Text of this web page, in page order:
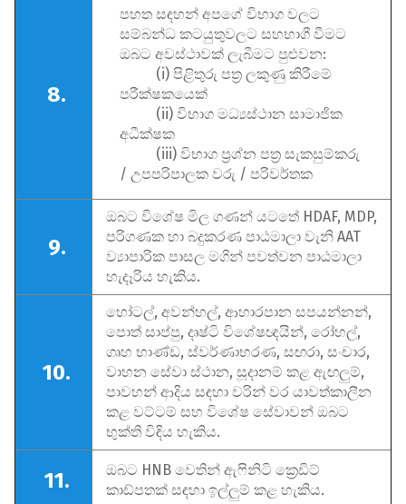
8.
පහත සඳහන් අපගේ විභාග වලට
සම්බන්ධ කටයුතුවලට සහභාගී වීමට
ඔබට අවස්ථාවක් ලැබීමට පුළුවන:
(i) පිළිතුරු පත්‍ර ලකුණු කිරීමේ
පරීක්ෂකයෙක්
(ii) විභාග මධ්‍යස්ථාන සාමාජික
අධීක්ෂක
(iii) විභාග ප්‍රශ්න පත්‍ර සැකසුම්කරු
/ උපපරිපාලක වරු / පරිවර්තක
9.
ඔබට විශේෂ මිල ගණන් යටතේ HDAF, MDP,
පරිගණක හා බදුකරණ පාඨමාලා වැනි AAT
ව්‍යාපාරික පාසල මගින් පවත්වන පාඨමාලා
හැදෑරිය හැකිය.
10.
හෝටල්, අවන්හල්, ආහාරපාන සපයන්නන්,
පොත් සාප්පු, දෘෂ්ටි විශේෂඥයින්, රෝහල්,
ගෘහ භාණ්ඩ, ස්වර්ණාභරණ, සඟරා, සංචාර,
වාහන සේවා ස්ථාන, සූදානම් කළ ඇඟලුම්,
පාවහන් ආදිය සඳහා වරින් වර යාවත්කාලීන
කළ වට්ටම් සහ විශේෂ සේවාවන් ඔබට
භුක්ති විඳිය හැකිය.
11.
ඔබට HNB වෙතින් ඇෆිනිටි ක්‍රෙඩිට්
කාඩ්පතක් සඳහා ඉල්ලුම් කළ හැකිය.